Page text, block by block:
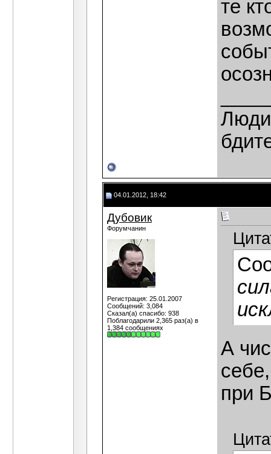
те
04.01.2012, 18:42
Дубовик
Форумчанин
Регистрация: 25.01.2007
Сообщений: 3,084
Сказал(а) спасибо: 938
Поблагодарили 2,365 раз(а) в
1,384 сообщениях
А
при